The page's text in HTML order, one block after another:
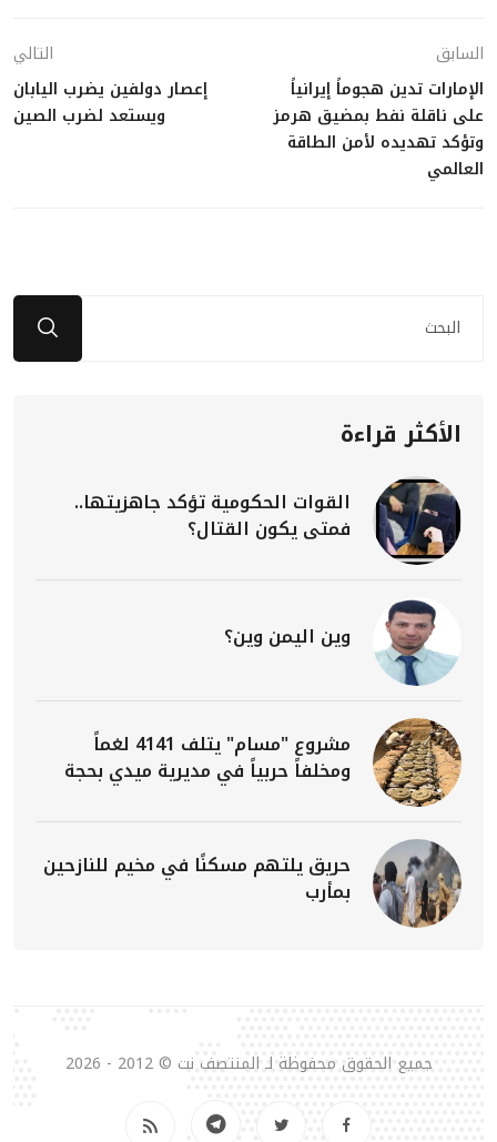
السابق
الإمارات تدين هجوماً إيرانياً
على ناقلة نفط بمضيق هرمز
وتؤكد تهديده لأمن الطاقة
العالمي
التالي
إعصار دولفين يضرب اليابان
ويستعد لضرب الصين
الأكثر قراءة
القوات الحكومية تؤكد جاهزيتها..
فمتى يكون القتال؟
وين اليمن وين؟
مشروع "مسام" يتلف 4141 لغماً
ومخلفاً حربياً في مديرية ميدي بحجة
حريق يلتهم مسكنًا في مخيم للنازحين
بمأرب
جميع الحقوق محفوظة لـ المنتصف نت © 2012 - 2026